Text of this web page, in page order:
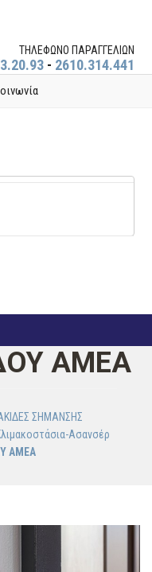
ΤΗΛΕΦΩΝΟ ΠΑΡΑΓΓΕΛΙΩΝ
- 2610.314.441
ΑΜΕΑ
ΣΗΜΑΝΣΗΣ
Ασανσέρ
ΑΜΕΑ